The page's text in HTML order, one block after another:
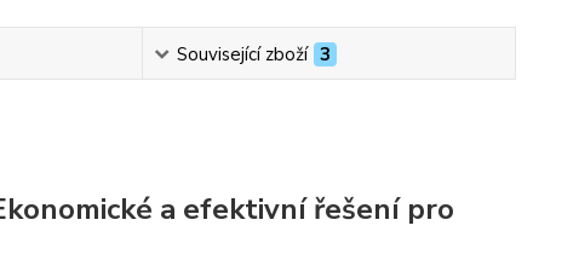
Související zboží 3
a efektivní řešení pro